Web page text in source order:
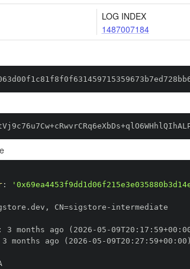
LOG INDEX
1487007184
:
, CN=sigstore -
: 3 months ago (2026 -05 -09T20 : 17 : 59+00 :
3 months ago (2026 -05 -09T20 : 27 : 59+00 :